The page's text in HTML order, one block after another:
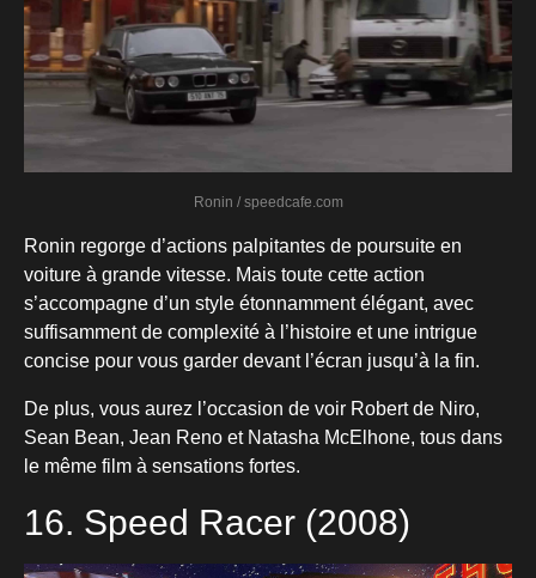
Ronin / speedcafe.com
Ronin regorge d’actions palpitantes de poursuite en
voiture à grande vitesse. Mais toute cette action
s’accompagne d’un style étonnamment élégant, avec
suffisamment de complexité à l’histoire et une intrigue
concise pour vous garder devant l’écran jusqu’à la fin.
De plus, vous aurez l’occasion de voir Robert de Niro,
Sean Bean, Jean Reno et Natasha McElhone, tous dans
le même film à sensations fortes.
16. Speed Racer (2008)